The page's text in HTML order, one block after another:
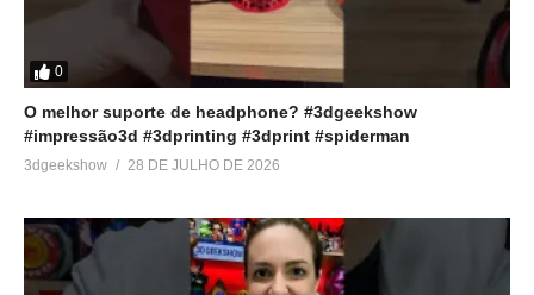
0
O melhor suporte de headphone? #3dgeekshow
#impressão3d #3dprinting #3dprint #spiderman
3dgeekshow 28 DE JULHO DE 2026